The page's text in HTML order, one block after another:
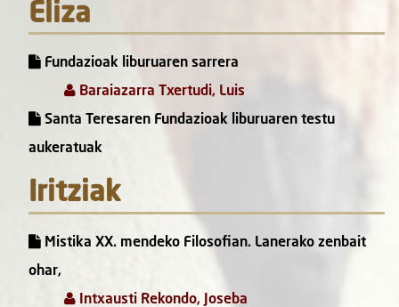
Eliza
Fundazioak liburuaren sarrera
Baraiazarra Txertudi, Luis
Santa Teresaren Fundazioak liburuaren testu
aukeratuak
Iritziak
Mistika XX. mendeko Filosofian. Lanerako zenbait
ohar,
Intxausti Rekondo, Joseba